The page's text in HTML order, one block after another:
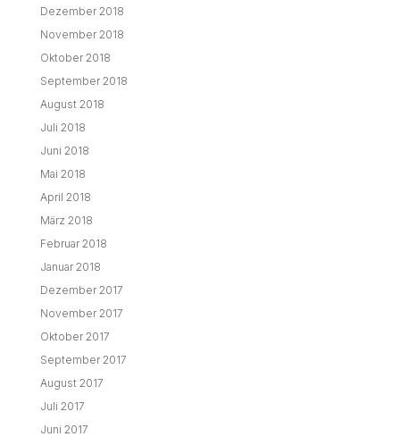
Dezember 2018
November 2018
Oktober 2018
September 2018
August 2018
Juli 2018
Juni 2018
Mai 2018
April 2018
März 2018
Februar 2018
Januar 2018
Dezember 2017
November 2017
Oktober 2017
September 2017
August 2017
Juli 2017
Juni 2017